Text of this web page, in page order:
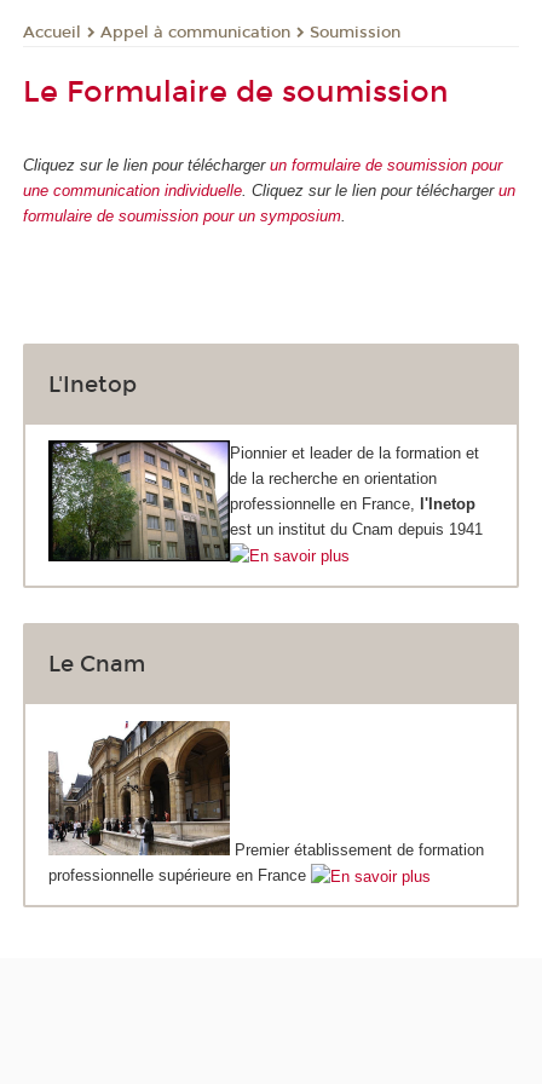
Accueil Appel à communication Soumission
Le Formulaire de soumission
Cliquez sur le lien pour télécharger un formulaire de soumission pour
une communication individuelle Cliquez sur le lien pour télécharger un
formulaire de soumission pour un symposium
L'Inetop
Pionnier et leader de la formation et
de la recherche en orientation
professionnelle en France, l'Inetop
est un institut du Cnam depuis 1941
Le Cnam
Premier établissement de formation
professionnelle supérieure en France